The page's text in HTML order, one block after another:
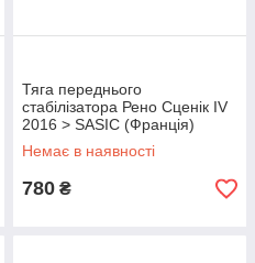
Тяга переднього
стабілізатора Рено Сценік IV
2016 > SASIC (Франція)
2304048v
Немає в наявності
780 ₴